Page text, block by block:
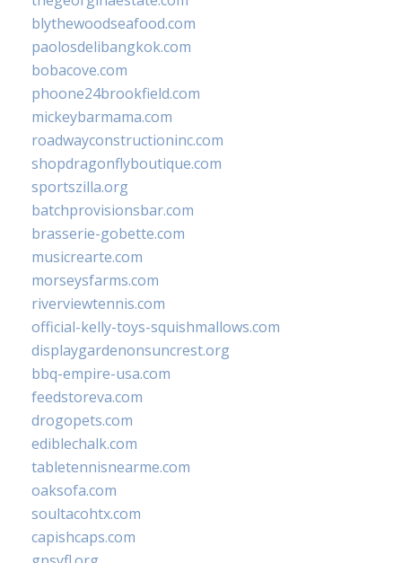
blythewoodseafood.com
paolosdelibangkok.com
bobacove.com
phoone24brookfield.com
mickeybarmama.com
roadwayconstructioninc.com
shopdragonflyboutique.com
sportszilla.org
batchprovisionsbar.com
brasserie-gobette.com
musicrearte.com
morseysfarms.com
riverviewtennis.com
official-kelly-toys-squishmallows.com
displaygardenonsuncrest.org
bbq-empire-usa.com
feedstoreva.com
drogopets.com
ediblechalk.com
tabletennisnearme.com
oaksofa.com
soultacohtx.com
capishcaps.com